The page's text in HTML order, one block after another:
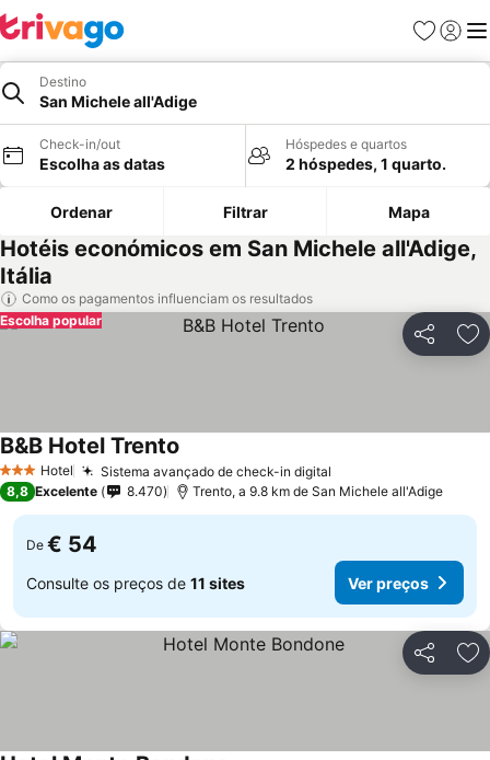
Favoritos
Iniciar
Destino
San Michele all'Adige
Check-in/out
Escolha as datas
Hóspedes e quartos
2 hóspedes, 1 quarto.
Ordenar Filtrar Mapa
Hotéis económicos em San Michele all'Adige,
Itália
Como os pagamentos influenciam os resultados
Partilhar
Escolha popular
3 EstrelasHotel Sistema avançado de check-in digital
B&B Hotel Trento
8,8 Excelente 8.470 Trento, a 9.8 km de San Michele all'Adige
De € 54
Consulte os preços de 11 sites Ver preços
Partilhar